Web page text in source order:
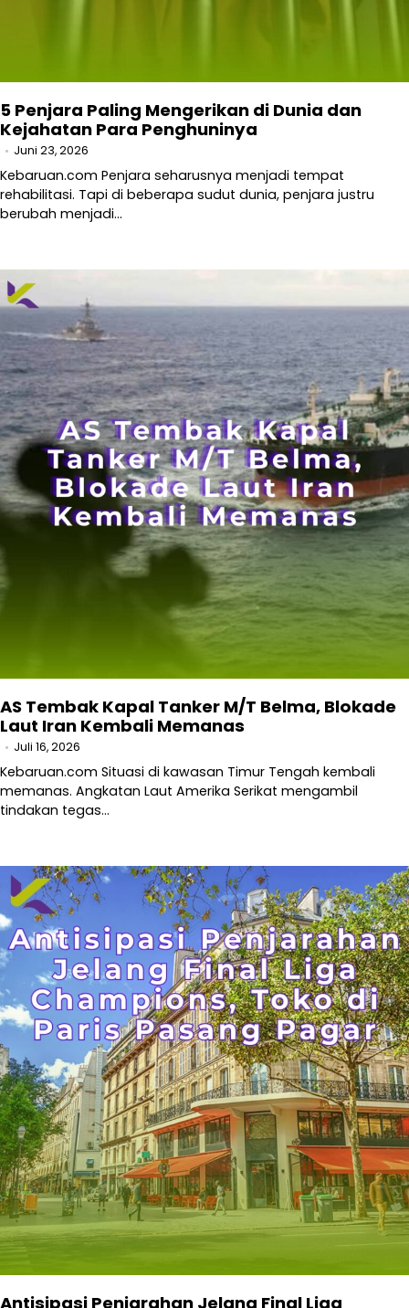
5 Penjara Paling Mengerikan di Dunia dan
Kejahatan Para Penghuninya
Juni 23, 2026
Kebaruan.com Penjara seharusnya menjadi tempat
rehabilitasi. Tapi di beberapa sudut dunia, penjara justru
berubah menjadi…
AS Tembak Kapal Tanker M/T Belma, Blokade
Laut Iran Kembali Memanas
Juli 16, 2026
Kebaruan.com Situasi di kawasan Timur Tengah kembali
memanas. Angkatan Laut Amerika Serikat mengambil
tindakan tegas…
Antisipasi Penjarahan Jelang Final Liga